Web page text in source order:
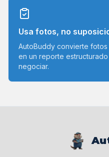
Usa fotos, no
AutoBuddy convierte
en un reporte
negociar.